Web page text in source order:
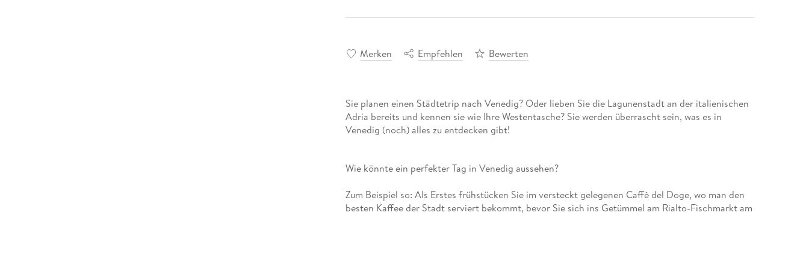
Merken Empfehlen Bewerten
Sie planen einen Städtetrip nach Venedig? Oder lieben Sie die Lagunenstadt an der italienischen
Adria bereits und kennen sie wie Ihre Westentasche? Sie werden überrascht sein, was es in
Venedig (noch) alles zu entdecken gibt!
Wie könnte ein perfekter Tag in Venedig aussehen?
Zum Beispiel so: Als Erstes frühstücken Sie im versteckt gelegenen Caffè del Doge, wo man den
besten Kaffee der Stadt serviert bekommt, bevor Sie sich ins Getümmel am Rialto-Fischmarkt am